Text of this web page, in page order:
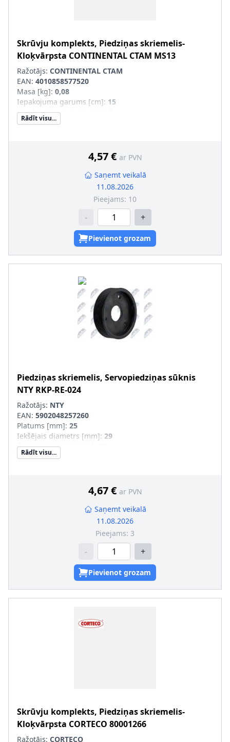
Skrūvju komplekts, Piedziņas skriemelis-
Kloķvārpsta CONTINENTAL CTAM MS13
Ražotājs: CONTINENTAL CTAM
EAN: 4010858577520
Masa [kg]: 0,08
Iepakojuma garums [cm]: 15
Iepakojuma platums [cm]
Iepakojuma augstums [cm]
Rādīt visu...
4,57 € ar PVN
Saņemt veikalā
11.08.2026
Pieejams: 10
- +
Pievienot grozam
Piedziņas skriemelis, Servopiedziņas sūknis
NTY RKP-RE-024
Ražotājs: NTY
EAN: 5902048257260
Platums [mm]: 25
Iekšējais diametrs [mm]: 29
Ārējais diametrs [mm]
Sērijas numurs
Rādīt visu...
4,67 € ar PVN
Saņemt veikalā
11.08.2026
Pieejams: 3
- +
Pievienot grozam
Skrūvju komplekts, Piedziņas skriemelis-
Kloķvārpsta CORTECO 80001266
Ražotājs: CORTECO